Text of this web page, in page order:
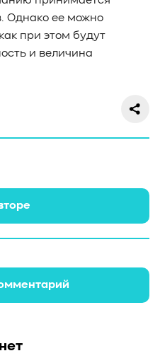
Однако ее можно
при этом будут
и величина